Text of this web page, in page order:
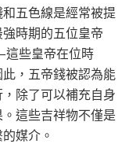
五色線是經常被提
時期的五位皇帝
些皇帝在位時
，五帝錢被認為能
除了可以補充自身
這些吉祥物不僅是
媒介。